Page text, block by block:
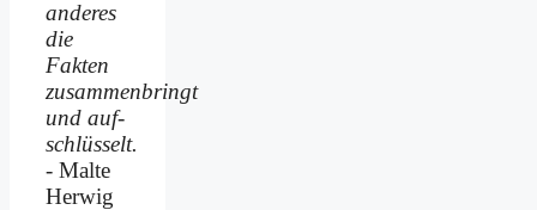
anderes
die
Fakten
zusammenbringt
und auf­
schlüsselt.
- Malte
Herwig